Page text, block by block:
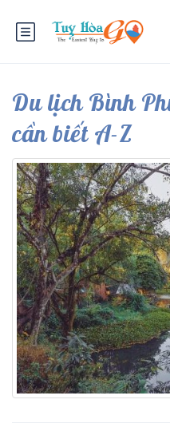
Du lịch Bình
cần biết A-Z